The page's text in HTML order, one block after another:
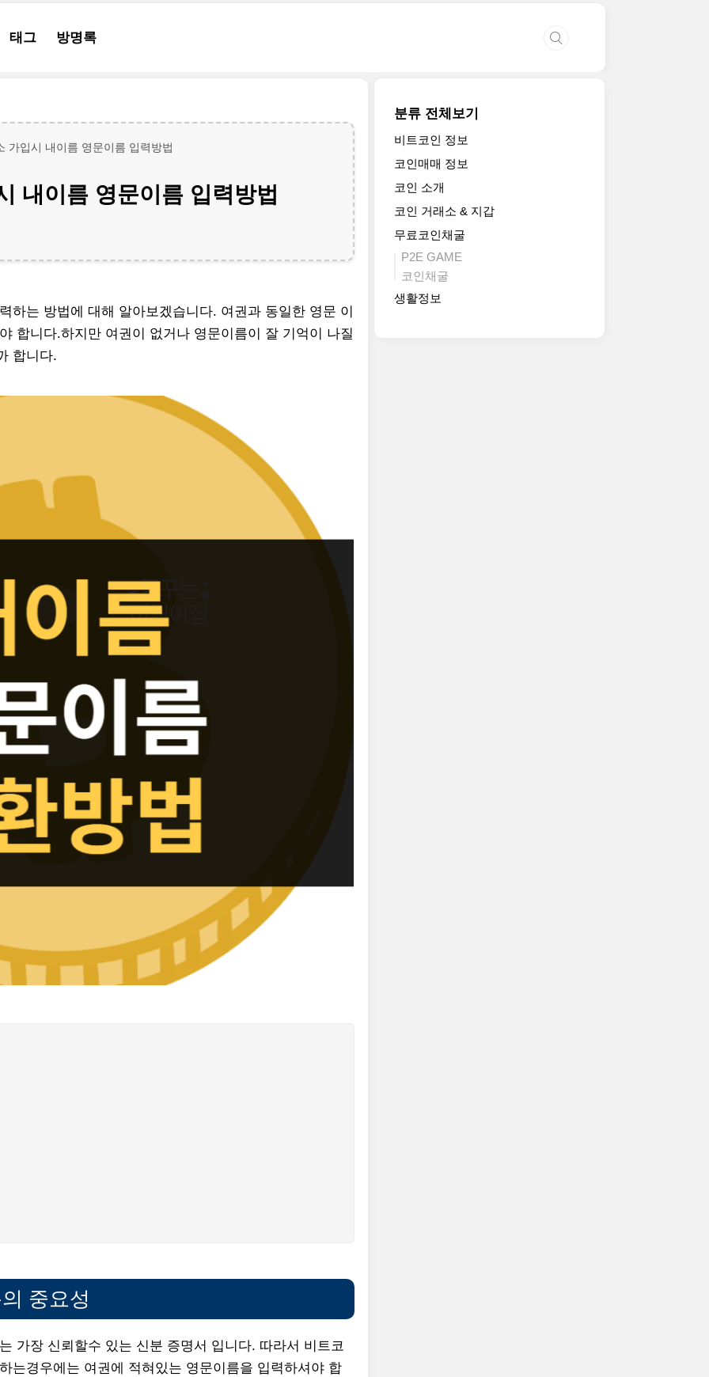
태그 방명록
가입시 내이름 영문이름 입력방법
내이름 영문이름 입력방법
하는 방법에 대해 알아보겠습니다. 여권과 동일한 영문 이
합니다.하지만 여권이 없거나 영문이름이 잘 기억이 나질
합니다.
중요성
가장 신뢰할수 있는 신분 증명서 입니다. 따라서 비트코
는경우에는 여권에 적혀있는 영문이름을 입력하셔야 합
분류 전체보기
비트코인 정보
코인매매 정보
코인 소개
코인 거래소 & 지갑
무료코인채굴
P2E GAME
코인채굴
생활정보